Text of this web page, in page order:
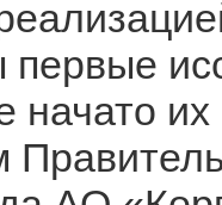
первые
начато